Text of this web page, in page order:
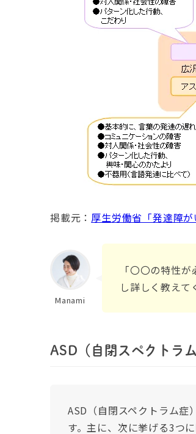
掲載元： 厚生労働省「発達障が
Manami
「〇〇の特性
し詳しく教えて
ASD（自閉スペクトラム
ASD（自閉スペクトラム
す。主に、次に挙げる3つ